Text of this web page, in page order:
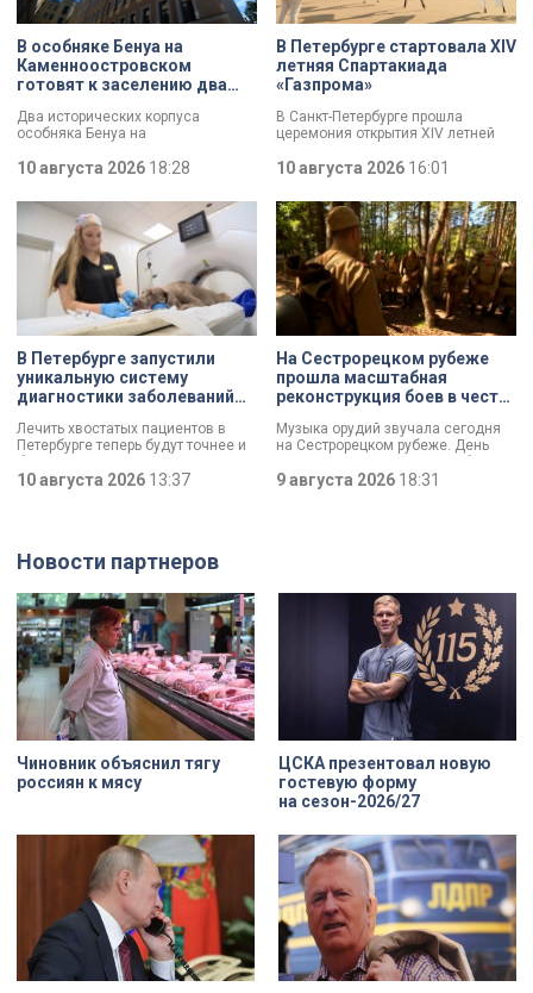
В особняке Бенуа на
Каменноостровском
готовят к заселению два
Два исторических корпуса
особняка Бенуа на
готовят к заселению. Ключи от
получат 68 семей-очередников. В
домах полностью заменили
перекрытия, укрепили стены и
смонтировали новые
коммуникации. Губернатор
Александр Беглов отметил:
сохранение наследия вместе с
повышением качества жизни
людей – один из десяти ключевых
приоритетов развития Петербурга.
10 августа 2026 18:28
В Петербурге стартовала XIV
летняя Спартакиада
«Газпрома»
В Санкт-Петербурге прошла
церемония открытия XIV летней
За победу поборются рекордные
268 комплектов наград.
10 августа 2026 16:01
В Петербурге запустили
уникальную систему
диагностики заболеваний
Лечить хвостатых пациентов в
Петербурге теперь будут точнее и
столице запустили уникальную
10 августа 2026 13:37
На Сестрорецком рубеже
прошла масштабная
реконструкция боев в честь
Ленинградской битвы
Музыка орудий звучала сегодня
на Сестрорецком рубеже. День
вспоминали и через
9 августа 2026 18:31
Новости партнеров
Чиновник объяснил тягу
россиян к мясу
ЦСКА презентовал новую
гостевую форму
на сезон-2026/27